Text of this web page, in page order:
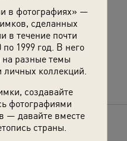
в фотографиях» —
сделанных
в течение почти
по 1999 год. В него
на разные темы
коллекций.
создавайте
фотографиями
— давайте вместе
страны.
с этой фотографией.
об этом фото